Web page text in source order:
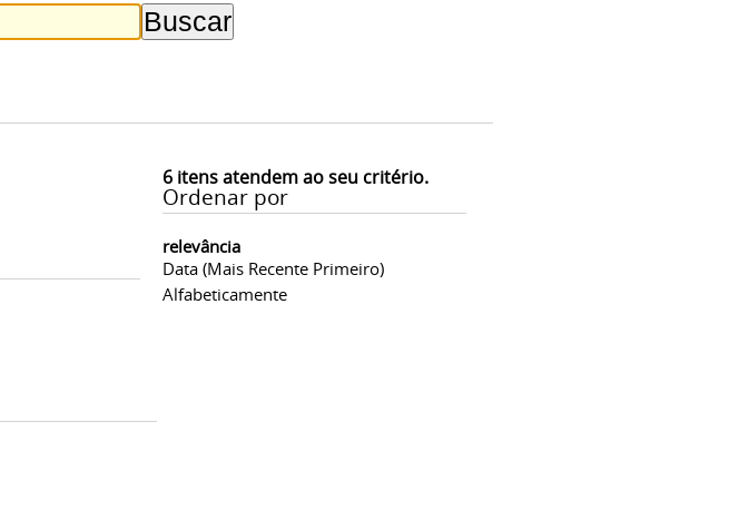
6itens atendem ao seu critério.
Ordenar por
relevância
Data (mais Recente Primeiro)
Alfabeticamente